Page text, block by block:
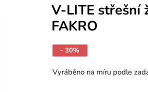
V-LITE střešní
FAKRO
- 30%
Vyráběno na míru podle